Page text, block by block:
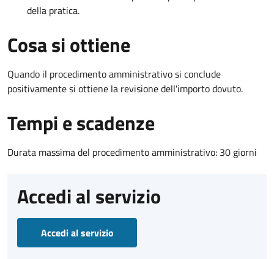
della pratica.
Cosa si ottiene
Quando il procedimento amministrativo si conclude
positivamente si ottiene la revisione dell'importo dovuto.
Tempi e scadenze
Durata massima del procedimento amministrativo: 30 giorni
Accedi al servizio
Accedi al servizio